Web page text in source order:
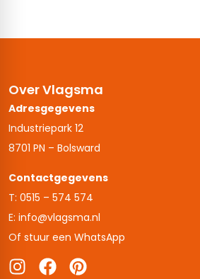
Over Vlagsma
Adresgegevens
Industriepark 12
8701 PN – Bolsward
Contactgegevens
T: 0515 – 574 574
E: info@vlagsma.nl
Of stuur een WhatsApp